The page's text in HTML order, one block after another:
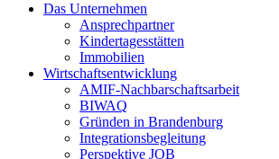
Das Unternehmen
Ansprechpartner
Kindertagesstätten
Immobilien
Wirtschaftsentwicklung
AMIF-Nachbarschaftsarbeit
BIWAQ
Gründen in Brandenburg
Integrationsbegleitung
Perspektive JOB